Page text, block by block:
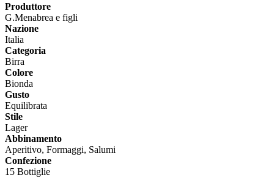
Produttore
G.Menabrea e figli
Nazione
Italia
Categoria
Birra
Colore
Bionda
Gusto
Equilibrata
Stile
Lager
Abbinamento
Aperitivo, Formaggi, Salumi
Confezione
15 Bottiglie